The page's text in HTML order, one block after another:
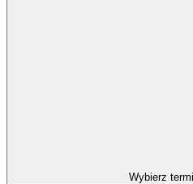
Wybierz